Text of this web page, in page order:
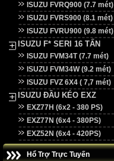
ISUZU FVRQ900 (7.7 mét)
ISUZU FVRS900 (8.1 mét)
ISUZU FVRU900 (9.8 mét)
ISUZU F* SERI 16 TẤN
ISUZU FVM34T (7.7 mét)
ISUZU FVM34W (9.2 mét)
ISUZU FVZ 6X4 ( 7,7 mét)
ISUZU ĐẦU KÉO EXZ
EXZ77H (6x2 - 380 PS)
EXZ77N (6x4 - 380PS)
EXZ52N (6x4 - 420PS)
Hổ Trợ Trực Tuyến